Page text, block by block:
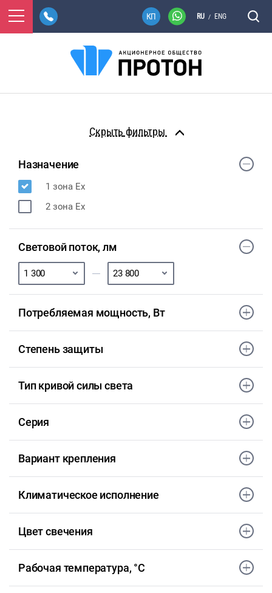
RU / ENG
фильтры
Назначение
1 зона Ex
2 зона Ex
Световой поток, лм
Потребляемая мощность, Вт
Степень защиты
Тип кривой силы света
Серия
Вариант крепления
Климатическое исполнение
Цвет свечения
Рабочая температура, °С